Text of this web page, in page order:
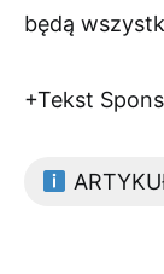
będą
+Tekst